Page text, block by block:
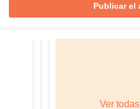
Publicar el